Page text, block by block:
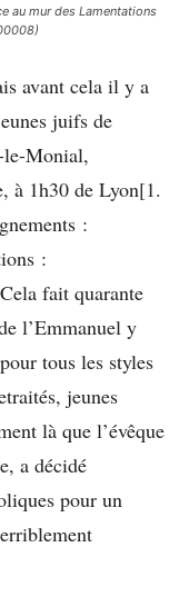
au mur des Lamentations
avant cela il y a
juifs de
le-Monial,
à 1h30 de Lyon[1.
:
:
fait quarante
l’Emmanuel y
tous les styles
jeunes
là que l’évêque
a décidé
pour un